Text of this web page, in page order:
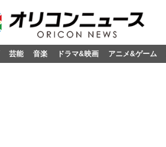
芸能 音楽 ドラマ&映画 アニメ&ゲーム